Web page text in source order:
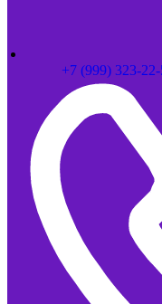
+7 (999) 323-